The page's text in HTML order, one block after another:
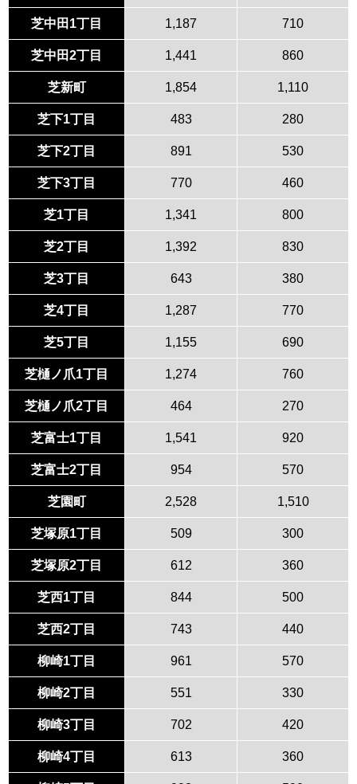
芝中田1丁目 1,187 710
芝中田2丁目 1,441 860
芝新町 1,854 1,110
芝下1丁目 483 280
芝下2丁目 891 530
芝下3丁目 770 460
芝1丁目 1,341 800
芝2丁目 1,392 830
芝3丁目 643 380
芝4丁目 1,287 770
芝5丁目 1,155 690
芝樋ノ爪1丁目 1,274 760
芝樋ノ爪2丁目 464 270
芝富士1丁目 1,541 920
芝富士2丁目 954 570
芝園町 2,528 1,510
芝塚原1丁目 509 300
芝塚原2丁目 612 360
芝西1丁目 844 500
芝西2丁目 743 440
柳崎1丁目 961 570
柳崎2丁目 551 330
柳崎3丁目 702 420
柳崎4丁目 613 360